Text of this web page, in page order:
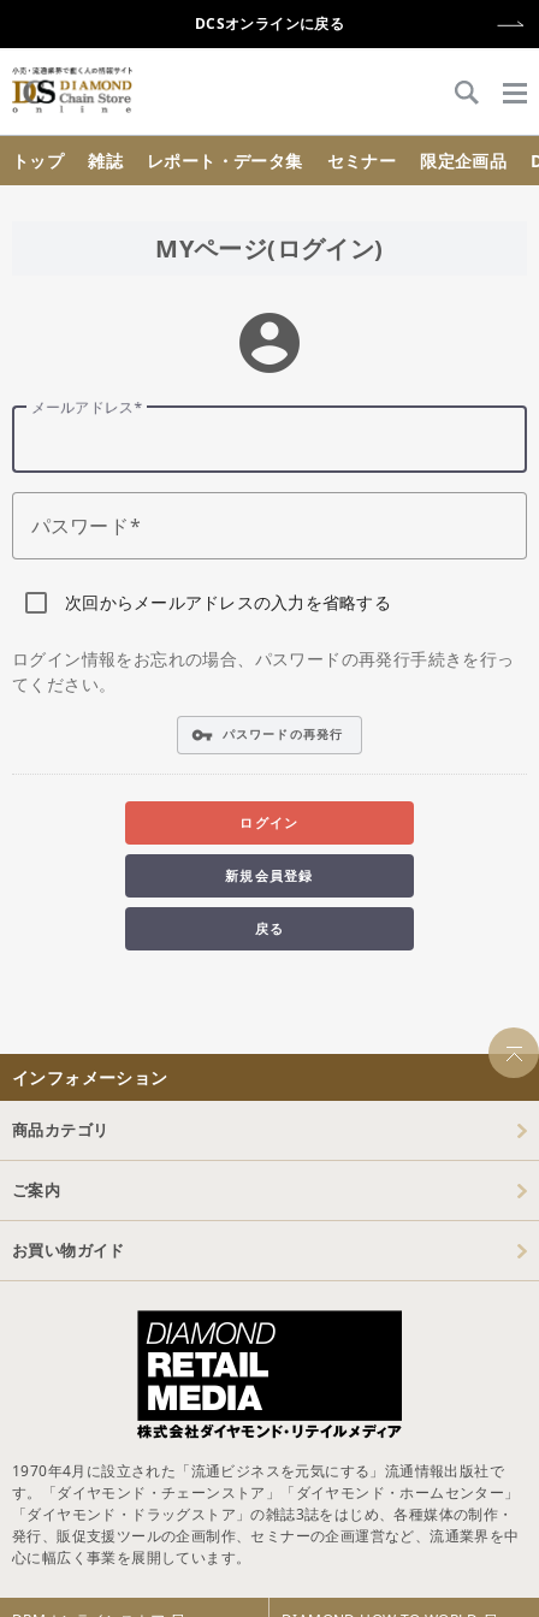
DCSオンラインに戻る
トップ 雑誌 レポート・データ集 セミナー 限定企画品
MYページ(ログイン)
account_circle
メールアドレス
パスワード
次回からメールアドレスの入力を省略する
ログイン情報をお忘れの場合、パスワードの再発行手続きを行っ
てください。
vpn_key パスワードの再発行
ログイン
新規会員登録
戻る
インフォメーション
商品カテゴリ
ご案内
お買い物ガイド
1970年4月に設立された「流通ビジネスを元気にする」流通情報出版社で
す。「ダイヤモンド・チェーンストア」「ダイヤモンド・ホームセンター」
「ダイヤモンド・ドラッグストア」の雑誌3誌をはじめ、各種媒体の制作・
発行、販促支援ツールの企画制作、セミナーの企画運営など、流通業界を中
心に幅広く事業を展開しています。